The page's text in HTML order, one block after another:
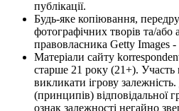
публікації.
Будь-яке копіювання,
фотографічних творів та/або
правовласника Getty Images -
Матеріали сайту
старше 21 року (21+). Участь
викликати ігрову
(принципів) відповідальної
ознак залежності негайно